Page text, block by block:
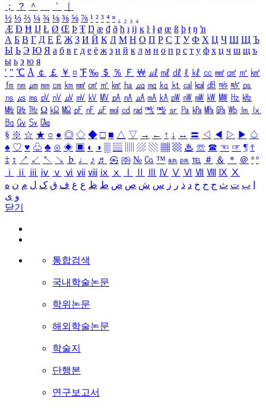
；
？ ＾ ｀
½ ⅓ ⅔ ¼ ¾ ⅛ ⅜ ⅝ ⅞ ¹ ² ³ ⁴ ⁿ ₁ ₂ ₃ ₄
Æ Ð Ħ Ĳ Ł Ø Œ Þ Ŧ Ŋ æ đ ð ħ ı ĳ ĸ ŀ ł ø œ ß þ ŧ ŋ ŉ
А Б В Г Д Е Ё Ж З И Й К Л М Н О П Р С Т У Ф Х Ц Ч Ш Щ Ъ
Ы Ь Э Ю Я а б в г д е ё ж з и й к л м н о п р с т у ф х ц ч ш щ ъ
ы ь э ю я
′ ″ ℃ Å ￠ ￡ ￥ ¤ ℉ ‰ ＄ ％ Ｆ ￦ ㎕ ㎖ ㎗ ℓ ㎘ ㏄ ㎣ ㎤ ㎥ ㎦
㎙ ㎚ ㎛ ㎜ ㎝ ㎞ ㎟ ㎠ ㎡ ㎢ ㏊ ㎍ ㎎ ㎏ ㏏ ㎈ ㎉ ㏈ ㎧ ㎨ ㎰
㎱ ㎲ ㎳ ㎴ ㎵ ㎶ ㎷ ㎸ ㎹ ㎀ ㎁ ㎂ ㎃ ㎄ ㎺ ㎻ ㎽ ㎾ ㎿ ㎐ ㎑
㎒ ㎓ ㎔ Ω ㏀ ㏁ ㎊ ㎋ ㎌ ㏖ ㏅ ㎭ ㎮ ㎯ ㏛ ㎩ ㎪ ㎫ ㎬ ㏝ ㏐
㏓
㏃ ㏉ ㏜ ㏆
§ ※ ☆ ★ ○ ● ◎ ◇ ◆ □ ■ △ ▽ → ← ↑ ↓ ↔ 〓 ◁ ◀ ▷ ▶ ♤
♠ ♡ ♥ ♧ ♣ ⊙ ◈ ▣ ◐ ◑ ▒ ▤ ▨ ▧ ▦ ▩ ♨ ☏ ☎ ☜ ☞ ¶ †
‡ ↕ ↗ ↙ ↖ ↘ ♭ ♩ ♪ ♬ ㉿ ㈜ № ㏇ ™ ㏂ ㏘ ℡ ＃ ＆ ＊ ＠ ª º
ⅰ
ⅱ ⅲ ⅳ ⅴ ⅵ ⅶ ⅷ ⅸ ⅹ Ⅳ Ⅴ Ⅵ Ⅶ Ⅷ Ⅸ Ⅹ
ب ت ث ج ح خ د ذ ر ز س ش ص ض ط ظ ع غ ف ق ک ل م ن ه
و ی
닫기
통합검색
국내학술논문
학위논문
해외학술논문
학술지
단행본
연구보고서